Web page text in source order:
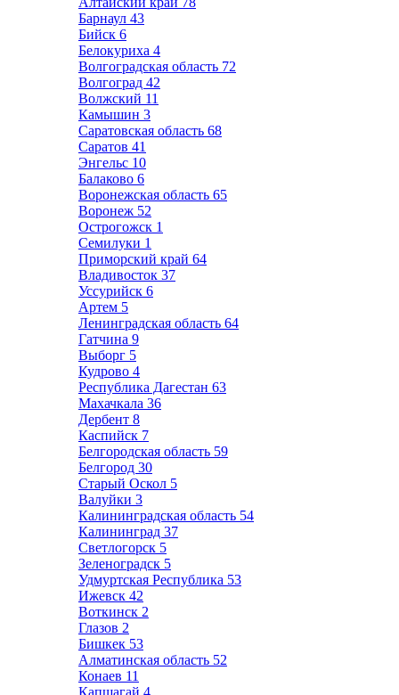
Барнаул 43
Бийск 6
Белокуриха 4
Волгоградская область 72
Волгоград 42
Волжский 11
Камышин 3
Саратовская область 68
Саратов 41
Энгельс 10
Балаково 6
Воронежская область 65
Воронеж 52
Острогожск 1
Семилуки 1
Приморский край 64
Владивосток 37
Уссурийск 6
Артем 5
Ленинградская область 64
Гатчина 9
Выборг 5
Кудрово 4
Республика Дагестан 63
Махачкала 36
Дербент 8
Каспийск 7
Белгородская область 59
Белгород 30
Старый Оскол 5
Валуйки 3
Калининградская область 54
Калининград 37
Светлогорск 5
Зеленоградск 5
Удмуртская Республика 53
Ижевск 42
Воткинск 2
Глазов 2
Бишкек 53
Алматинская область 52
Конаев 11
Капшагай 4